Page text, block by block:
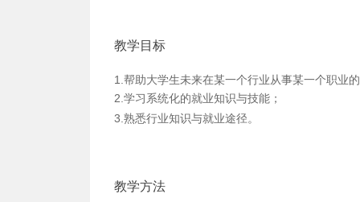
教学目标
1.帮助大学生未来在某一个行业从事某一个职业
2.学习系统化的就业知识与技能；
3.熟悉行业知识与就业途径。
教学方法